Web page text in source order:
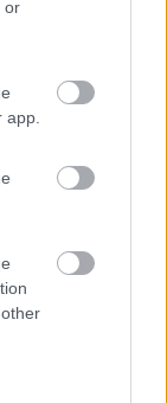
or
Grosso
che hanno preso la
la bici da corsa
bene sono
per vedere non per